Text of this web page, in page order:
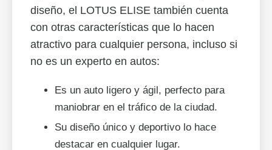
diseño, el LOTUS ELISE también cuenta
con otras características que lo hacen
atractivo para cualquier persona, incluso si
no es un experto en autos:
Es un auto ligero y ágil, perfecto para
maniobrar en el tráfico de la ciudad.
Su diseño único y deportivo lo hace
destacar en cualquier lugar.